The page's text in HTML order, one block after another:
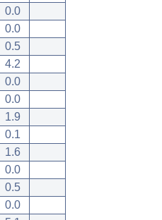
0.0
0.0
0.5
4.2
0.0
0.0
1.9
0.1
1.6
0.0
0.5
0.0